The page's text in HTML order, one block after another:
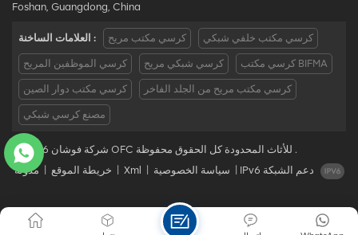
+8615816935891
Foshan, Guangdong, China
العلامات الساخنة : كرسي مكتب مريح كرسي مكتب خلفي شبكي
كرسي الموظفين المريح كرسي شبكي مريح كرسي مكتب BIFMA
كرسي مكتب دوار الصين كرسي مكتب مريح من الجلد الفاخر
مصنع كرسي شبكي
© 2026 شركة فوشان OFC للأثاث المحدودة كل الحقوق محفوظة .
مدونة
خريطة الموقع Xml سياسة الخصوصية